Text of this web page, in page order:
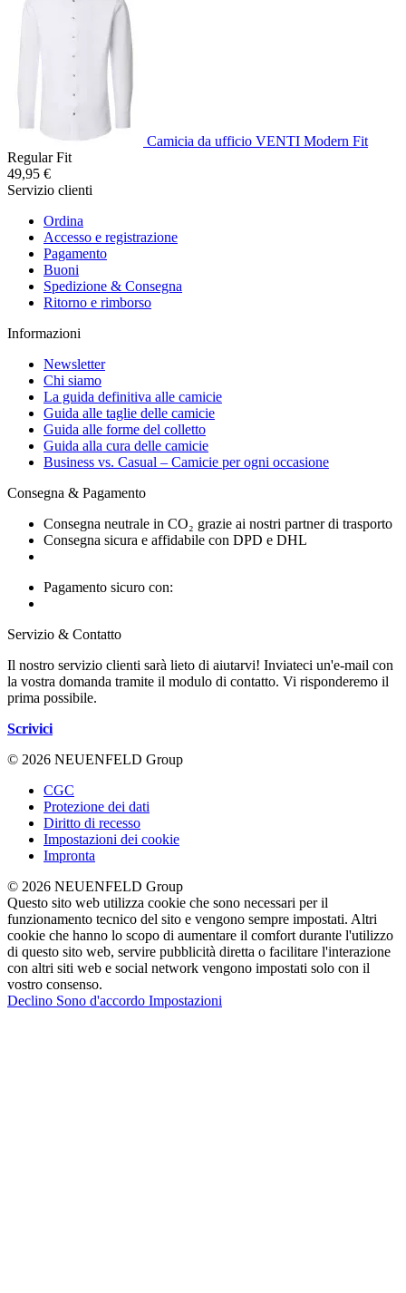
Camicia da ufficio VENTI Modern Fit
Regular Fit
49,95 €
Servizio clienti
Ordina
Accesso e registrazione
Pagamento
Buoni
Spedizione & Consegna
Ritorno e rimborso
Informazioni
Newsletter
Chi siamo
La guida definitiva alle camicie
Guida alle taglie delle camicie
Guida alle forme del colletto
Guida alla cura delle camicie
Business vs. Casual – Camicie per ogni occasione
Consegna & Pagamento
Consegna neutrale in CO₂ grazie ai nostri partner di trasporto
Consegna sicura e affidabile con DPD e DHL
Pagamento sicuro con:
Servizio & Contatto
Il nostro servizio clienti sarà lieto di aiutarvi! Inviateci un'e-mail con
la vostra domanda tramite il modulo di contatto. Vi risponderemo il
prima possibile.
Scrivici
© 2026 NEUENFELD Group
CGC
Protezione dei dati
Diritto di recesso
Impostazioni dei cookie
Impronta
© 2026 NEUENFELD Group
Questo sito web utilizza cookie che sono necessari per il
funzionamento tecnico del sito e vengono sempre impostati. Altri
cookie che hanno lo scopo di aumentare il comfort durante l'utilizzo
di questo sito web, servire pubblicità diretta o facilitare l'interazione
con altri siti web e social network vengono impostati solo con il
vostro consenso.
Declino Sono d'accordo Impostazioni